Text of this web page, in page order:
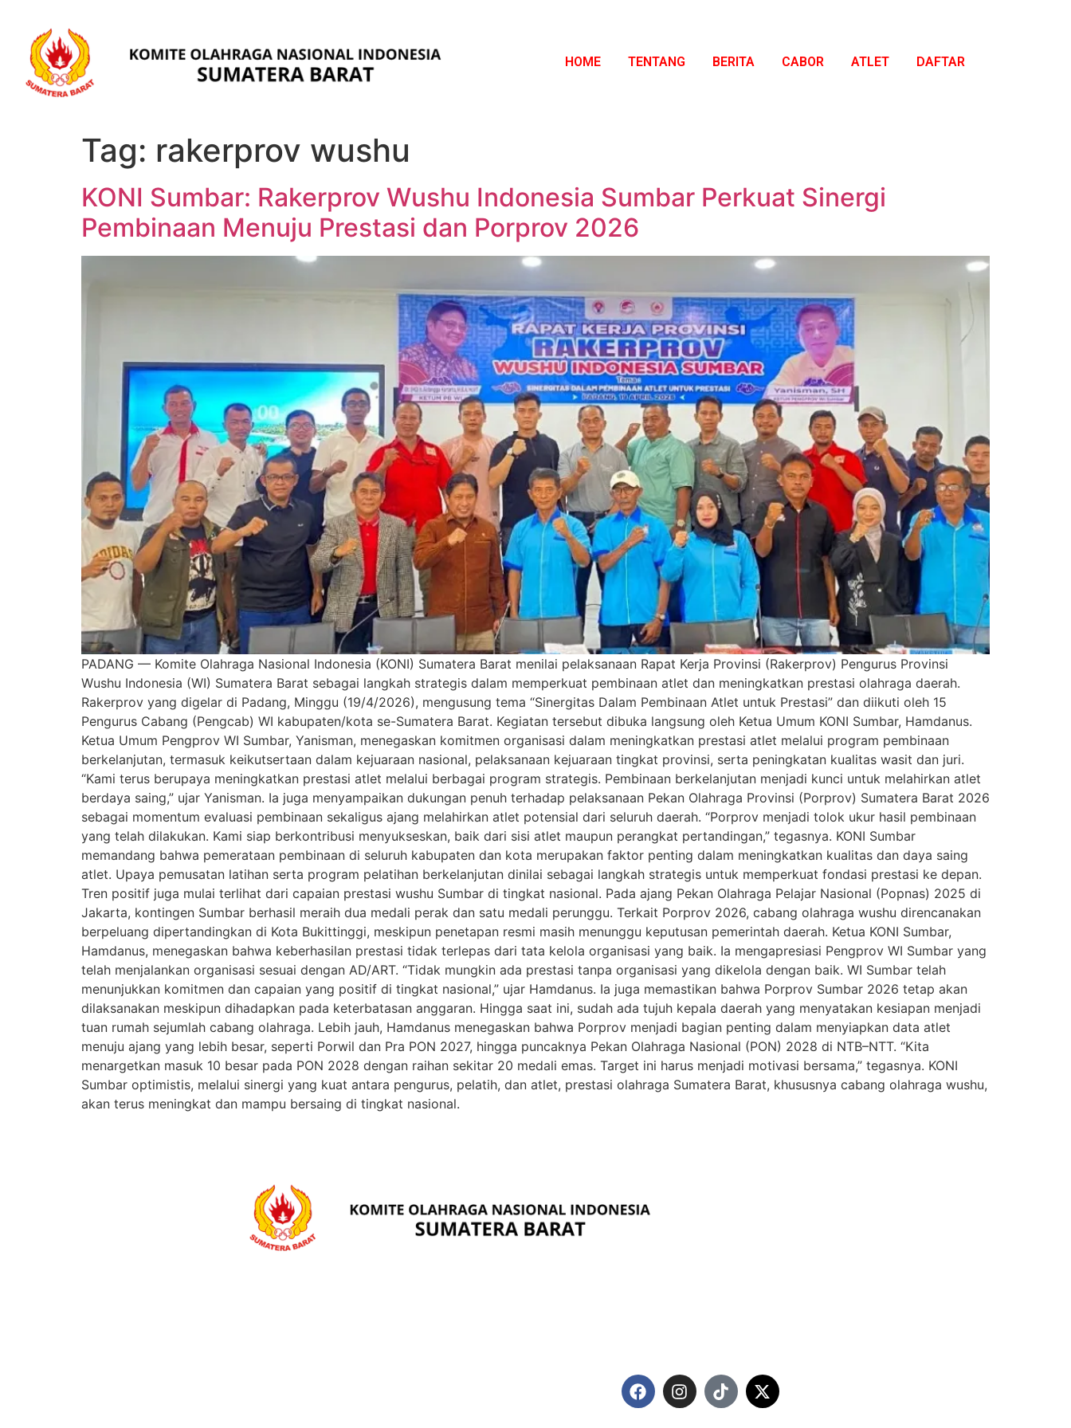
HOME TENTANG BERITA CABOR ATLET DAFTAR
Tag: rakerprov wushu
KONI Sumbar: Rakerprov Wushu Indonesia Sumbar Perkuat Sinergi
Pembinaan Menuju Prestasi dan Porprov 2026
PADANG — Komite Olahraga Nasional Indonesia (KONI) Sumatera Barat menilai pelaksanaan Rapat Kerja Provinsi (Rakerprov) Pengurus Provinsi
Wushu Indonesia (WI) Sumatera Barat sebagai langkah strategis dalam memperkuat pembinaan atlet dan meningkatkan prestasi olahraga daerah.
Rakerprov yang digelar di Padang, Minggu (19/4/2026), mengusung tema “Sinergitas Dalam Pembinaan Atlet untuk Prestasi” dan diikuti oleh 15
Pengurus Cabang (Pengcab) WI kabupaten/kota se-Sumatera Barat. Kegiatan tersebut dibuka langsung oleh Ketua Umum KONI Sumbar, Hamdanus.
Ketua Umum Pengprov WI Sumbar, Yanisman, menegaskan komitmen organisasi dalam meningkatkan prestasi atlet melalui program pembinaan
berkelanjutan, termasuk keikutsertaan dalam kejuaraan nasional, pelaksanaan kejuaraan tingkat provinsi, serta peningkatan kualitas wasit dan juri.
“Kami terus berupaya meningkatkan prestasi atlet melalui berbagai program strategis. Pembinaan berkelanjutan menjadi kunci untuk melahirkan atlet
berdaya saing,” ujar Yanisman. Ia juga menyampaikan dukungan penuh terhadap pelaksanaan Pekan Olahraga Provinsi (Porprov) Sumatera Barat 2026
sebagai momentum evaluasi pembinaan sekaligus ajang melahirkan atlet potensial dari seluruh daerah. “Porprov menjadi tolok ukur hasil pembinaan
yang telah dilakukan. Kami siap berkontribusi menyukseskan, baik dari sisi atlet maupun perangkat pertandingan,” tegasnya. KONI Sumbar
memandang bahwa pemerataan pembinaan di seluruh kabupaten dan kota merupakan faktor penting dalam meningkatkan kualitas dan daya saing
atlet. Upaya pemusatan latihan serta program pelatihan berkelanjutan dinilai sebagai langkah strategis untuk memperkuat fondasi prestasi ke depan.
Tren positif juga mulai terlihat dari capaian prestasi wushu Sumbar di tingkat nasional. Pada ajang Pekan Olahraga Pelajar Nasional (Popnas) 2025 di
Jakarta, kontingen Sumbar berhasil meraih dua medali perak dan satu medali perunggu. Terkait Porprov 2026, cabang olahraga wushu direncanakan
berpeluang dipertandingkan di Kota Bukittinggi, meskipun penetapan resmi masih menunggu keputusan pemerintah daerah. Ketua KONI Sumbar,
Hamdanus, menegaskan bahwa keberhasilan prestasi tidak terlepas dari tata kelola organisasi yang baik. Ia mengapresiasi Pengprov WI Sumbar yang
telah menjalankan organisasi sesuai dengan AD/ART. “Tidak mungkin ada prestasi tanpa organisasi yang dikelola dengan baik. WI Sumbar telah
menunjukkan komitmen dan capaian yang positif di tingkat nasional,” ujar Hamdanus. Ia juga memastikan bahwa Porprov Sumbar 2026 tetap akan
dilaksanakan meskipun dihadapkan pada keterbatasan anggaran. Hingga saat ini, sudah ada tujuh kepala daerah yang menyatakan kesiapan menjadi
tuan rumah sejumlah cabang olahraga. Lebih jauh, Hamdanus menegaskan bahwa Porprov menjadi bagian penting dalam menyiapkan data atlet
menuju ajang yang lebih besar, seperti Porwil dan Pra PON 2027, hingga puncaknya Pekan Olahraga Nasional (PON) 2028 di NTB–NTT. “Kita
menargetkan masuk 10 besar pada PON 2028 dengan raihan sekitar 20 medali emas. Target ini harus menjadi motivasi bersama,” tegasnya. KONI
Sumbar optimistis, melalui sinergi yang kuat antara pengurus, pelatih, dan atlet, prestasi olahraga Sumatera Barat, khususnya cabang olahraga wushu,
akan terus meningkat dan mampu bersaing di tingkat nasional.